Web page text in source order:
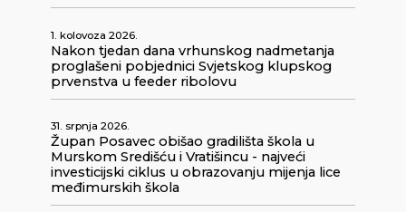
1. kolovoza 2026.
Nakon tjedan dana vrhunskog nadmetanja
proglašeni pobjednici Svjetskog klupskog
prvenstva u feeder ribolovu
31. srpnja 2026.
Župan Posavec obišao gradilišta škola u
Murskom Središću i Vratišincu - najveći
investicijski ciklus u obrazovanju mijenja lice
međimurskih škola